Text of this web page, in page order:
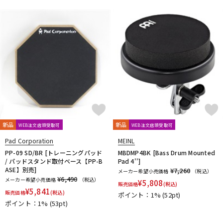
新品 WEB注文店頭受取可
Pad Corporation
PP-09 SD/BR [トレーニングパッド
/ パッドスタンド取付ベース【PP-B
ASE】別売]
メーカー希望小売価格 ¥6,490
（税込）
販売価格¥5,841(税込)
ポイント：1% (53pt)
新品 WEB注文店頭受取可
MEINL
MBDMP4BK [Bass Drum Mounted
Pad 4'']
メーカー希望小売価格 ¥7,260
（税込）
販売価格¥5,808(税込)
ポイント：1%(52pt)